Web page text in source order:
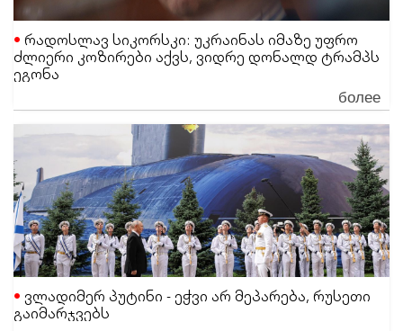
რადოსლავ სიკორსკი: უკრაინას იმაზე უფრო
ძლიერი კოზირები აქვს, ვიდრე დონალდ ტრამპს
ეგონა
более
ვლადიმერ პუტინი - ეჭვი არ მეპარება, რუსეთი
გაიმარჯვებს